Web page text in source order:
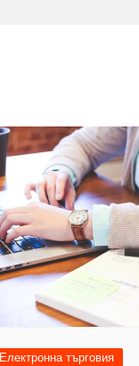
Електронна търговия